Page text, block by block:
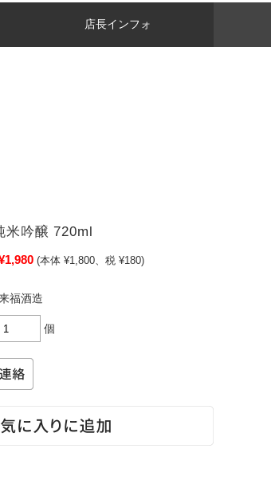
店長インフォ
米吟醸 720ml
(本体 ¥1,800、税 ¥180)
福酒造
個